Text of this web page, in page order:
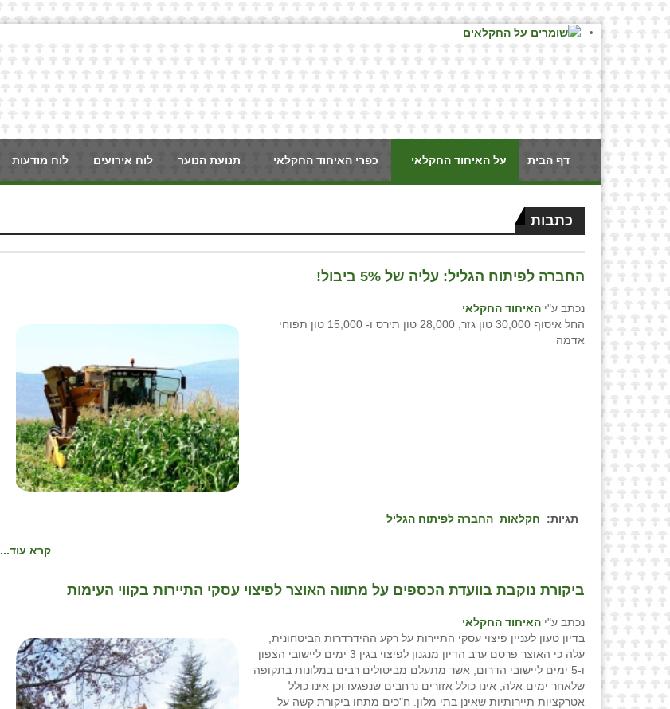
דף הבית על האיחוד החקלאי כפרי האיחוד החקלאי תנועת הנוער לוח אירועים לוח מודעות
כתבות
החברה לפיתוח הגליל: עליה של 5% ביבול!
נכתב ע"י האיחוד החקלאי
החל איסוף 30,000 טון גזר, 28,000 טון תירס ו- 15,000 טון תפוחי
אדמה
תגיות: חקלאות החברה לפיתוח הגליל
קרא עוד...
ביקורת נוקבת בוועדת הכספים על מתווה האוצר לפיצוי עסקי התיירות בקווי העימות
נכתב ע"י האיחוד החקלאי
בדיון טעון לעניין פיצוי עסקי התיירות על רקע ההידרדרות הביטחונית,
עלה כי האוצר פרסם ערב הדיון מנגנון לפיצוי בגין 3 ימים ליישובי הצפון
ו-5 ימים ליישובי הדרום, אשר מתעלם מביטולים רבים במלונות בתקופה
שלאחר ימים אלה, אינו כולל אזורים נרחבים שנפגעו וכן אינו כולל
אטרקציות תיירותיות שאינן בתי מלון. ח"כים מתחו ביקורת קשה על